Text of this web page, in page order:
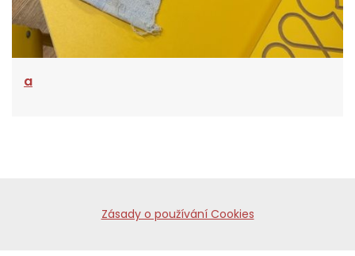
a
Zásady o používání Cookies